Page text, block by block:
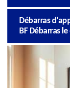
Débarras
BF Débarras